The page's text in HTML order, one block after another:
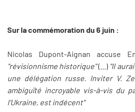
Sur la commémoration du 6 juin :
Nicolas Dupont-Aignan accuse
"révisionnisme historique"(...) "Il
une délégation russe. Inviter V.
ambiguïté incroyable vis-à-vis du
l'Ukraine, est indécent"